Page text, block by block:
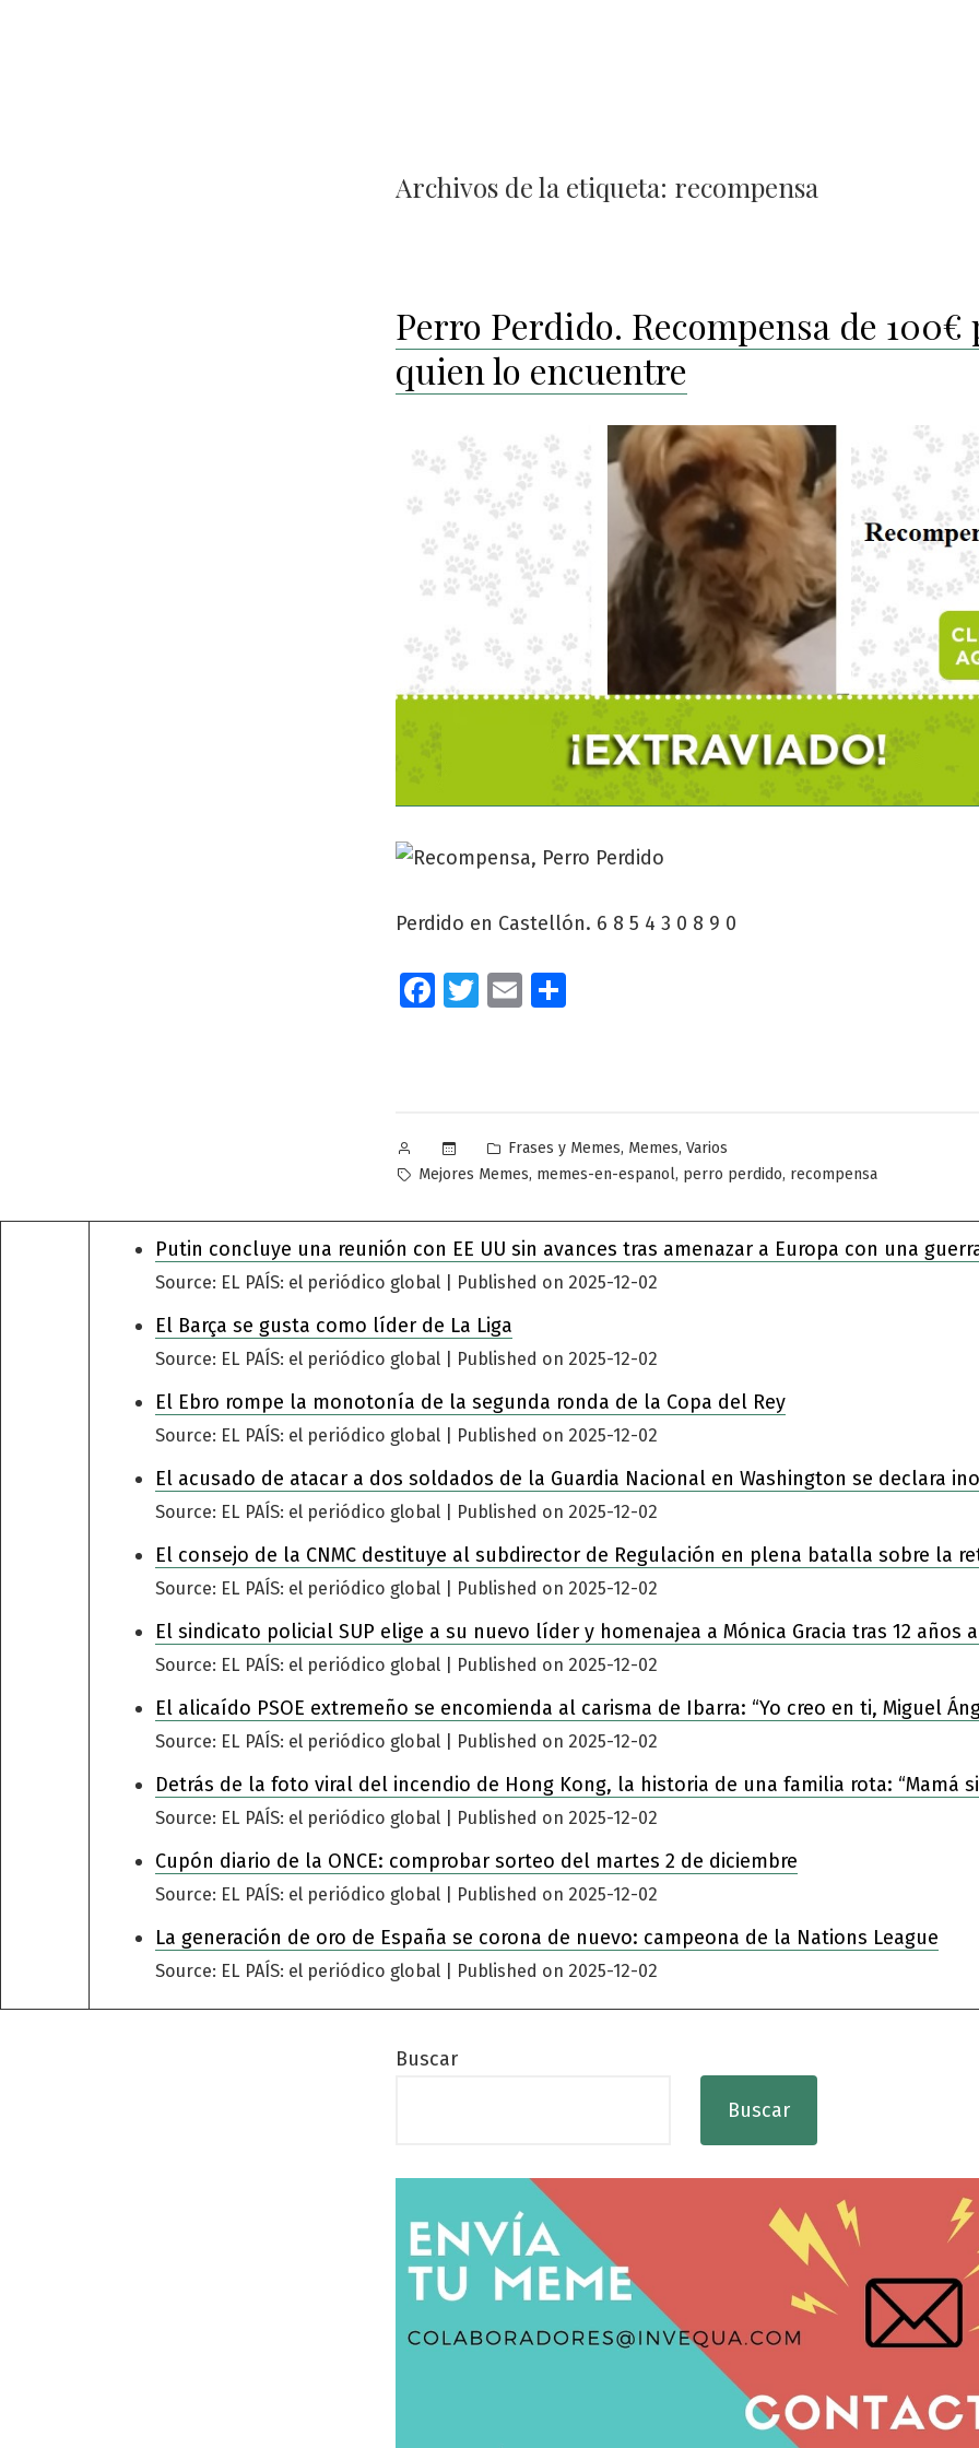
Archivos de la etiqueta: recompensa
Perro Perdido. Recompensa de 100€
quien lo encuentre
Perdido en Castellón. 6 8 5 4 3 0 8 9 0
Facebook
Twitter
Email
Publicado
por
Publicado
en
Frases y Memes, Memes, Varios
Etiquetas:
Mejores Memes, memes-en-espanol, perro perdido, recompensa
Putin concluye una reunión con EE UU sin avances tras amenazar a Europa con una
Source: EL PAÍS: el periódico global Published on 2025-12-02
El Barça se gusta como líder de La Liga
Source: EL PAÍS: el periódico global Published on 2025-12-02
El Ebro rompe la monotonía de la segunda ronda de la Copa del Rey
Source: EL PAÍS: el periódico global Published on 2025-12-02
El acusado de atacar a dos soldados de la Guardia Nacional en Washington se declara
Source: EL PAÍS: el periódico global Published on 2025-12-02
El consejo de la CNMC destituye al subdirector de Regulación en plena batalla sobre la
Source: EL PAÍS: el periódico global Published on 2025-12-02
El sindicato policial SUP elige a su nuevo líder y homenajea a Mónica Gracia tras 12 años
Source: EL PAÍS: el periódico global Published on 2025-12-02
El alicaído PSOE extremeño se encomienda al carisma de Ibarra: “Yo creo en ti, Miguel
Source: EL PAÍS: el periódico global Published on 2025-12-02
Detrás de la foto viral del incendio de Hong Kong, la historia de una familia rota: “Mamá
Source: EL PAÍS: el periódico global Published on 2025-12-02
Cupón diario de la ONCE: comprobar sorteo del martes 2 de diciembre
Source: EL PAÍS: el periódico global Published on 2025-12-02
La generación de oro de España se corona de nuevo: campeona de la Nations League
Source: EL PAÍS: el periódico global Published on 2025-12-02
Buscar
Buscar